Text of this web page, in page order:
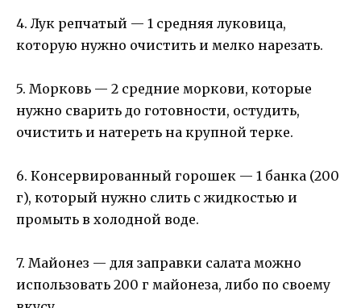
4. Лук репчатый — 1 средняя луковица,
которую нужно очистить и мелко нарезать.
5. Морковь — 2 средние моркови, которые
нужно сварить до готовности, остудить,
очистить и натереть на крупной терке.
6. Консервированный горошек — 1 банка (200
г), который нужно слить с жидкостью и
промыть в холодной воде.
7. Майонез — для заправки салата можно
использовать 200 г майонеза, либо по своему